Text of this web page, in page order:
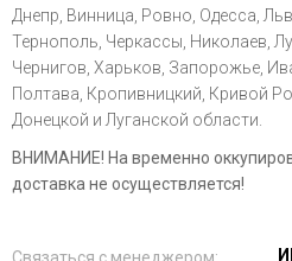
Днепр, Винница, Ровно, Одесса,
Тернополь, Черкассы, Николаев,
Чернигов, Харьков, Запорожье,
Полтава, Кропивницкий, Кривой
Донецкой и Луганской области.
ВНИМАНИЕ! На временно
доставка не осуществляется!
Связаться с менеджером: